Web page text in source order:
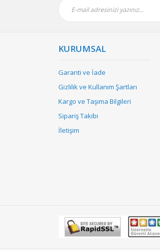
KURUMSAL
Garanti ve İade
Gizlilik ve Kullanım Şartları
Kargo ve Taşıma Bilgileri
Sipariş Takibi
İletişim